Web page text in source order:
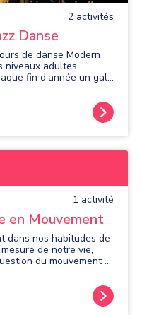
2 activités
Danse
de danse Modern
niveaux adultes
fin d’année un gala
1 activité
en Mouvement
dans nos habitudes de
de notre vie,
du mouvement et
? Comment sont
respirez-vous